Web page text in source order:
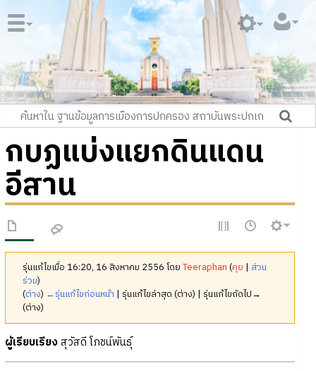
กบฏแบ่งแยกดินแดน
อีสาน
รุ่นแก้ไขเมื่อ 16:20, 16 สิงหาคม 2556 โดยTeeraphan (คุย | ส่วน
ร่วม)
(ต่าง) ←รุ่นแก้ไขก่อนหน้า | รุ่นแก้ไขล่าสุด (ต่าง) | รุ่นแก้ไขถัดไป→
(ต่าง)
ผู้เรียบเรียงสุวัสดี โภชน์พันธุ์